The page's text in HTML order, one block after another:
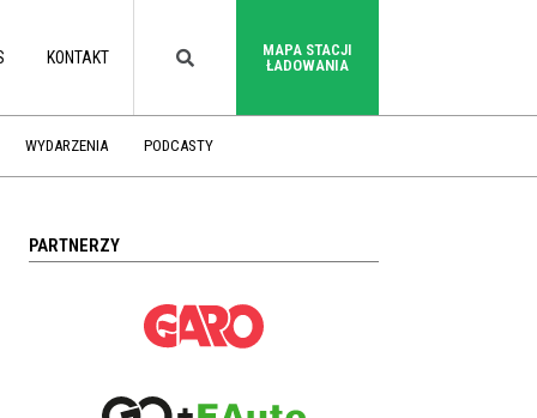
KONTAKT
MAPA STACJI
ŁADOWANIA
WYDARZENIA PODCASTY
PARTNERZY